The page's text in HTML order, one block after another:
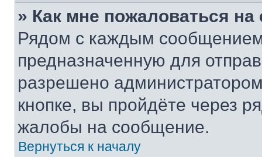
» Как мне пожаловаться
Рядом с каждым сообщением
предназначенную для
разрешено
кнопке, вы пройдёте через
жалобы на сообщение.
Вернуться к началу